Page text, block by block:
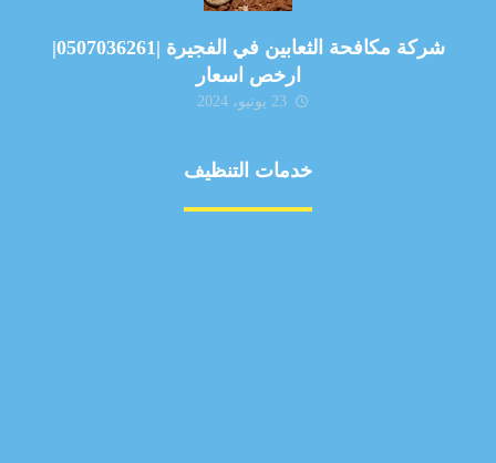
شركة مكافحة الثعابين في الفجيرة |0507036261|
ارخص اسعار
23 يونيو، 2024
خدمات التنظيف